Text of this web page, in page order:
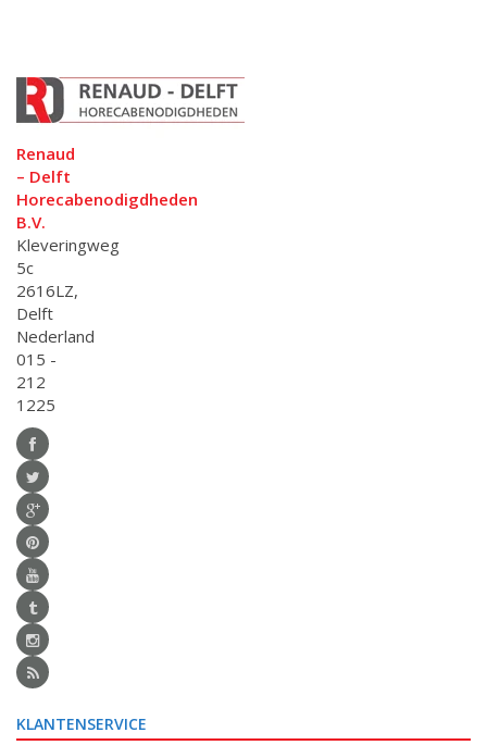
Renaud
– Delft
Horecabenodigdheden
B.V.
Kleveringweg
5c
2616LZ,
Delft
Nederland
015 -
212
1225
KLANTENSERVICE